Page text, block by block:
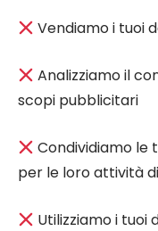
Vendiamo i tuoi
Analizziamo il
scopi pubblicitari
Condividiamo le
per le loro attività
Utilizziamo i